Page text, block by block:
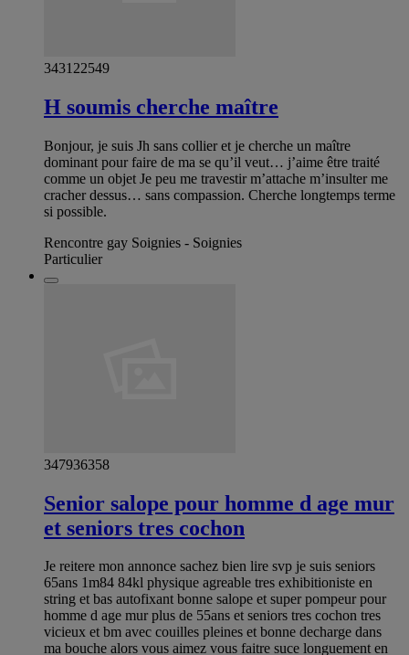
343122549
H soumis cherche maître
Bonjour, je suis Jh sans collier et je cherche un maître
dominant pour faire de ma se qu’il veut… j’aime être traité
comme un objet Je peu me travestir m’attache m’insulter me
cracher dessus… sans compassion. Cherche longtemps terme
si possible.
Rencontre gay Soignies - Soignies
Particulier
347936358
Senior salope pour homme d age mur
et seniors tres cochon
Je reitere mon annonce sachez bien lire svp je suis seniors
65ans 1m84 84kl physique agreable tres exhibitioniste en
string et bas autofixant bonne salope et super pompeur pour
homme d age mur plus de 55ans et seniors tres cochon tres
vicieux et bm avec couilles pleines et bonne decharge dans
ma bouche alors vous aimez vous faitre suce longuement en